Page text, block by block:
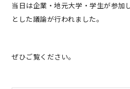
当日は企業・地元大学・学生が参加
とした議論が行われました。
ぜひご覧ください。